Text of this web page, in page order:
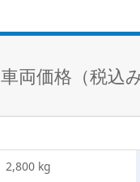
両価格（税込
2,800 kg